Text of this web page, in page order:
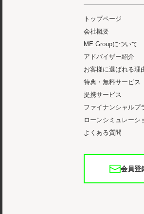
トップページ
会社概要
ME Groupについて
アドバイザー紹介
お客様に選ばれる理
特典・無料サービス
提携サービス
ファイナンシャルプ
ローンシミュレーシ
よくある質問
会員登